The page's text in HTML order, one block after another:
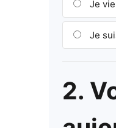
Je
Je
2.